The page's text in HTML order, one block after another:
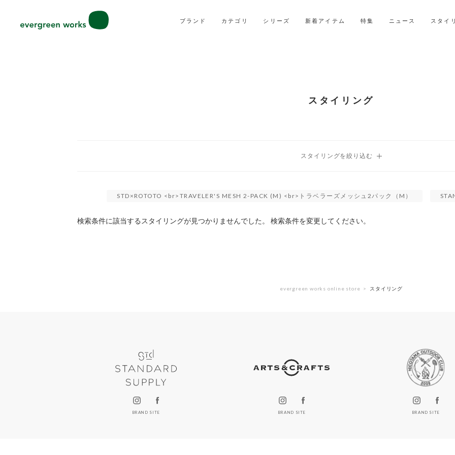
ブランド
カテゴリ シリーズ 新着アイテム 特集 ニュース スタイ
スタイリング
STD×ROTOTO <br>TRAVELER'S MESH 2-PACK (M) <br>トラベラーズメッシュ2パック（M）
検索条件に該当するスタイリングが見つかりませんでした。 検索条件を変更してください。
evergreen works online store スタイリング
BRAND SITE BRAND SITE BRAND SITE